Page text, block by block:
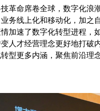
革命席卷全球，数字化浪
务线上化和移动化，加之
加速了数字化转型进程，
人才经营理念更好地打破
型更多内涵，聚焦前沿理